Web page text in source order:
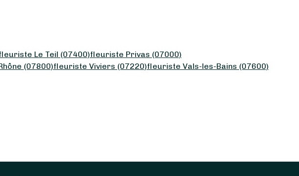
Le Teil (07400)fleuriste Privas (07000)
(07800)fleuriste Viviers (07220)fleuriste Vals-les-Bains (07600)